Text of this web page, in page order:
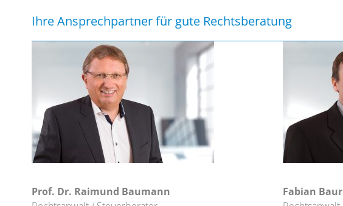
Ihre Ansprechpartner für gute Rechtsberatung
Prof. Dr. Raimund Baumann
Fabian Baur